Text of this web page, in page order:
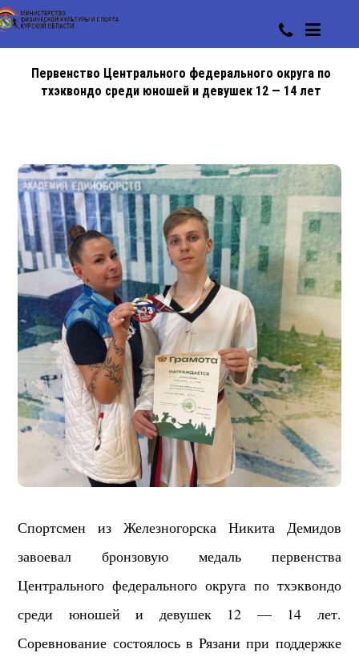
Первенство Центрального федерального округа по
тхэквондо среди юношей и девушек 12 — 14 лет
Спортсмен из Железногорска Никита Демидов
завоевал бронзовую медаль первенства
Центрального федерального округа по тхэквондо
среди юношей и девушек 12 — 14 лет.
Соревнование состоялось в Рязани при поддержке